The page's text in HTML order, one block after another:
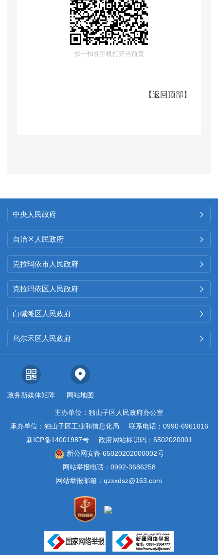
招标、中标及实施情况。规范做
好政府信息公开年度报告编制发
布，确保数据准确。
执行信息审核制度。定期组织人
息公开工作及时有效开展。
二、主动公开政府信息情况
第二十条第（一）项
信息
内容
本年
发件数
止件数
效件数
规章
件
0
第二十条第（五）项
信息
本年处理决定数量
行政
许可
0
扫一扫在手机打开当前页
【返回顶部 】
中央人民政府 
自治区人民政府 
克拉玛依市人民政府 
克拉玛依区人民政府 
白碱滩区人民政府 
乌尔禾区人民政府 
政务新媒体矩阵 网站地图
主办单位：独山子区人民政府办公室
承办单位：独山子区工业和信息化局
联系电话：0990-6961016
新ICP备14001987号
政府网站标识码：6502020001
新公网安备 65020202000002号
网站举报电话：0992-3686258
网站举报邮箱：qzxxdsz@163.com